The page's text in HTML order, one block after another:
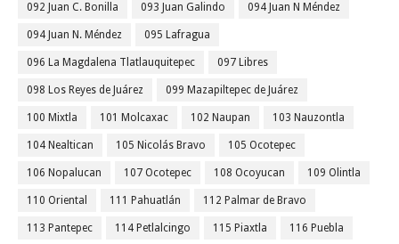
092 Juan C. Bonilla 093 Juan Galindo 094 Juan N Méndez
094 Juan N. Méndez 095 Lafragua
096 La Magdalena Tlatlauquitepec 097 Libres
098 Los Reyes de Juárez 099 Mazapiltepec de Juárez
100 Mixtla 101 Molcaxac 102 Naupan 103 Nauzontla
104 Nealtican 105 Nicolás Bravo 105 Ocotepec
106 Nopalucan 107 Ocotepec 108 Ocoyucan 109 Olintla
110 Oriental 111 Pahuatlán 112 Palmar de Bravo
113 Pantepec 114 Petlalcingo 115 Piaxtla 116 Puebla